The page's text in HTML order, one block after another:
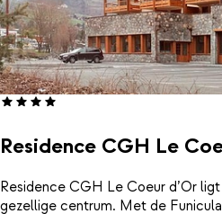
Residence CGH Le
Residence CGH Le Coeur d’Or
gezellige centrum. Met de